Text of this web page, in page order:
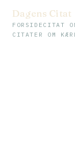
Dagens Citat
FORSIDE CITAT
CITATER OM